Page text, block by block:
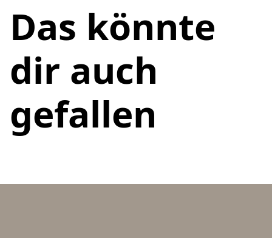
Das könnte
dir auch
gefallen